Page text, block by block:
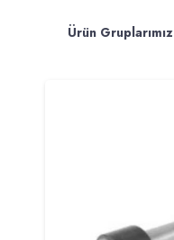
Ürün Gruplarımız